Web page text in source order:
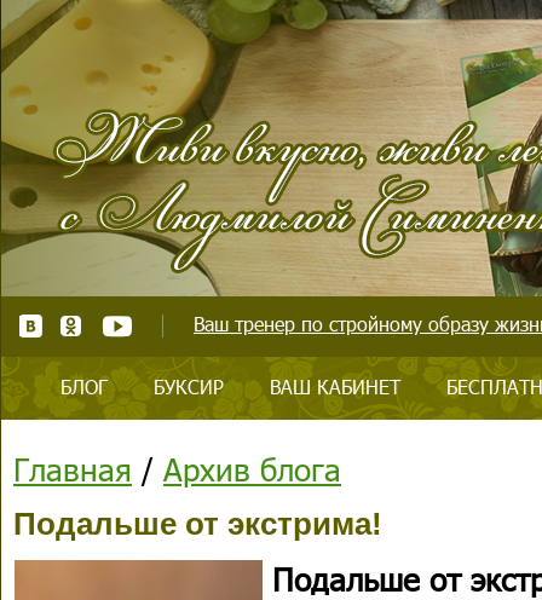
Ваш тренер по стройному образу
БЛОГ БУКСИР ВАШ КАБИНЕТ
Главная / Архив блога
Подальше от экстрима!
Подальше от